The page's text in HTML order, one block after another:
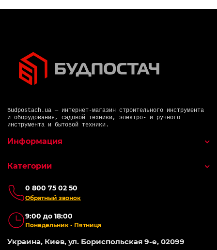
Budpostach.ua — интернет-магазин строительного инструмента
и оборудования, садовой техники, электро- и ручного
инструмента и бытовой техники.
0 800 75 02 50
Обратный звонок
9:00 до 18:00
Понедельник - Пятница
Украина, Киев, ул. Бориспольская 9-е, 02099
Информация
Категории